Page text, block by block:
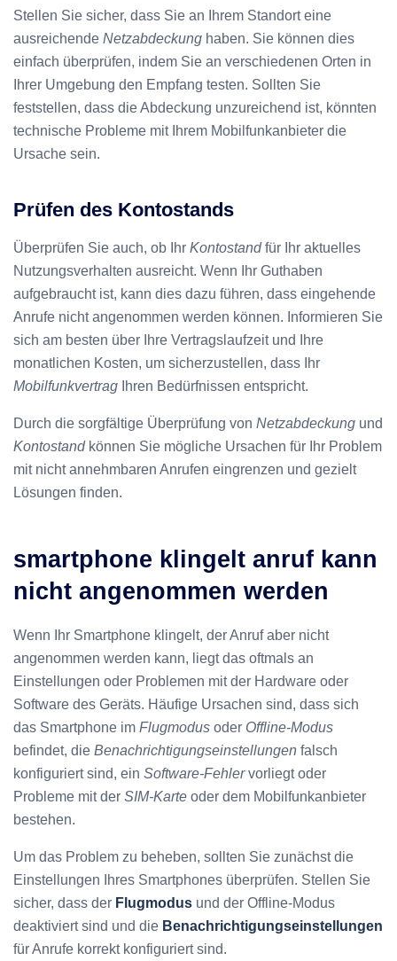
Stellen Sie sicher, dass Sie an Ihrem Standort eine
ausreichende Netzabdeckung haben. Sie können dies
einfach überprüfen, indem Sie an verschiedenen Orten in
Ihrer Umgebung den Empfang testen. Sollten Sie
feststellen, dass die Abdeckung unzureichend ist, könnten
technische Probleme mit Ihrem Mobilfunkanbieter die
Ursache sein.
Prüfen des Kontostands
Überprüfen Sie auch, ob Ihr Kontostandfür Ihr aktuelles
Nutzungsverhalten ausreicht. Wenn Ihr Guthaben
aufgebraucht ist, kann dies dazu führen, dass eingehende
Anrufe nicht angenommen werden können. Informieren Sie
sich am besten über Ihre Vertragslaufzeit und Ihre
monatlichen Kosten, um sicherzustellen, dass Ihr
Mobilfunkvertrag Ihren Bedürfnissen entspricht.
Durch die sorgfältige Überprüfung von Netzabdeckung und
Kontostandkönnen Sie mögliche Ursachen für Ihr Problem
mit nicht annehmbaren Anrufen eingrenzen und gezielt
Lösungen finden.
smartphone klingelt anruf kann
nicht angenommen werden
Wenn Ihr Smartphone klingelt, der Anruf aber nicht
angenommen werden kann, liegt das oftmals an
Einstellungen oder Problemen mit der Hardware oder
Software des Geräts. Häufige Ursachen sind, dass sich
das Smartphone im Flugmodus oder Offline-Modus
befindet, die Benachrichtigungseinstellungen falsch
konfiguriert sind, ein Software-Fehlervorliegt oder
Probleme mit der SIM-Karte oder dem Mobilfunkanbieter
bestehen.
Um das Problem zu beheben, sollten Sie zunächst die
Einstellungen Ihres Smartphones überprüfen. Stellen Sie
sicher, dass der Flugmodus und der Offline-Modus
deaktiviert sind und die Benachrichtigungseinstellungen
für Anrufe korrekt konfiguriert sind.